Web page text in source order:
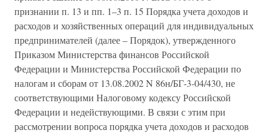
признании п. 13 и пп. 1–3 п. 15 Порядка учета доходов и
расходов и хозяйственных операций для индивидуальных
предпринимателей (далее – Порядок), утвержденного
Приказом Министерства финансов Российской
Федерации и Министерства Российской Федерации по
налогам и сборам от 13.08.2002 N 86н/БГ-3-04/430, не
соответствующими Налоговому кодексу Российской
Федерации и недействующими. В связи с этим при
рассмотрении вопроса порядка учета доходов и расходов